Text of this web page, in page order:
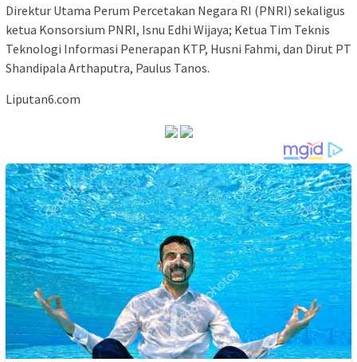
Direktur Utama Perum Percetakan Negara RI (PNRI) sekaligus
ketua Konsorsium PNRI, Isnu Edhi Wijaya; Ketua Tim Teknis
Teknologi Informasi Penerapan KTP, Husni Fahmi, dan Dirut PT
Shandipala Arthaputra, Paulus Tanos.
Liputan6.com